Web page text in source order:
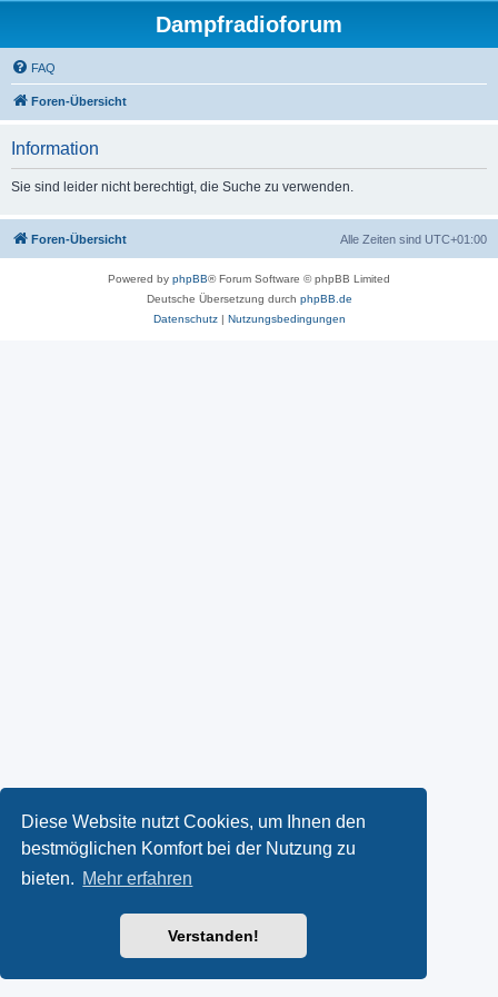
Diese Website nutzt Cookies, um Ihnen den
bestmöglichen Komfort bei der Nutzung zu
bieten. Mehr erfahren
Verstanden!
Dampfradioforum
FAQ
Foren-Übersicht
Information
Sie sind leider nicht berechtigt, die Suche zu verwenden.
Foren-Übersicht Alle Zeiten sind UTC+01:00
Powered by phpBB® Forum Software © phpBB Limited
Deutsche Übersetzung durch phpBB.de
Datenschutz| Nutzungsbedingungen